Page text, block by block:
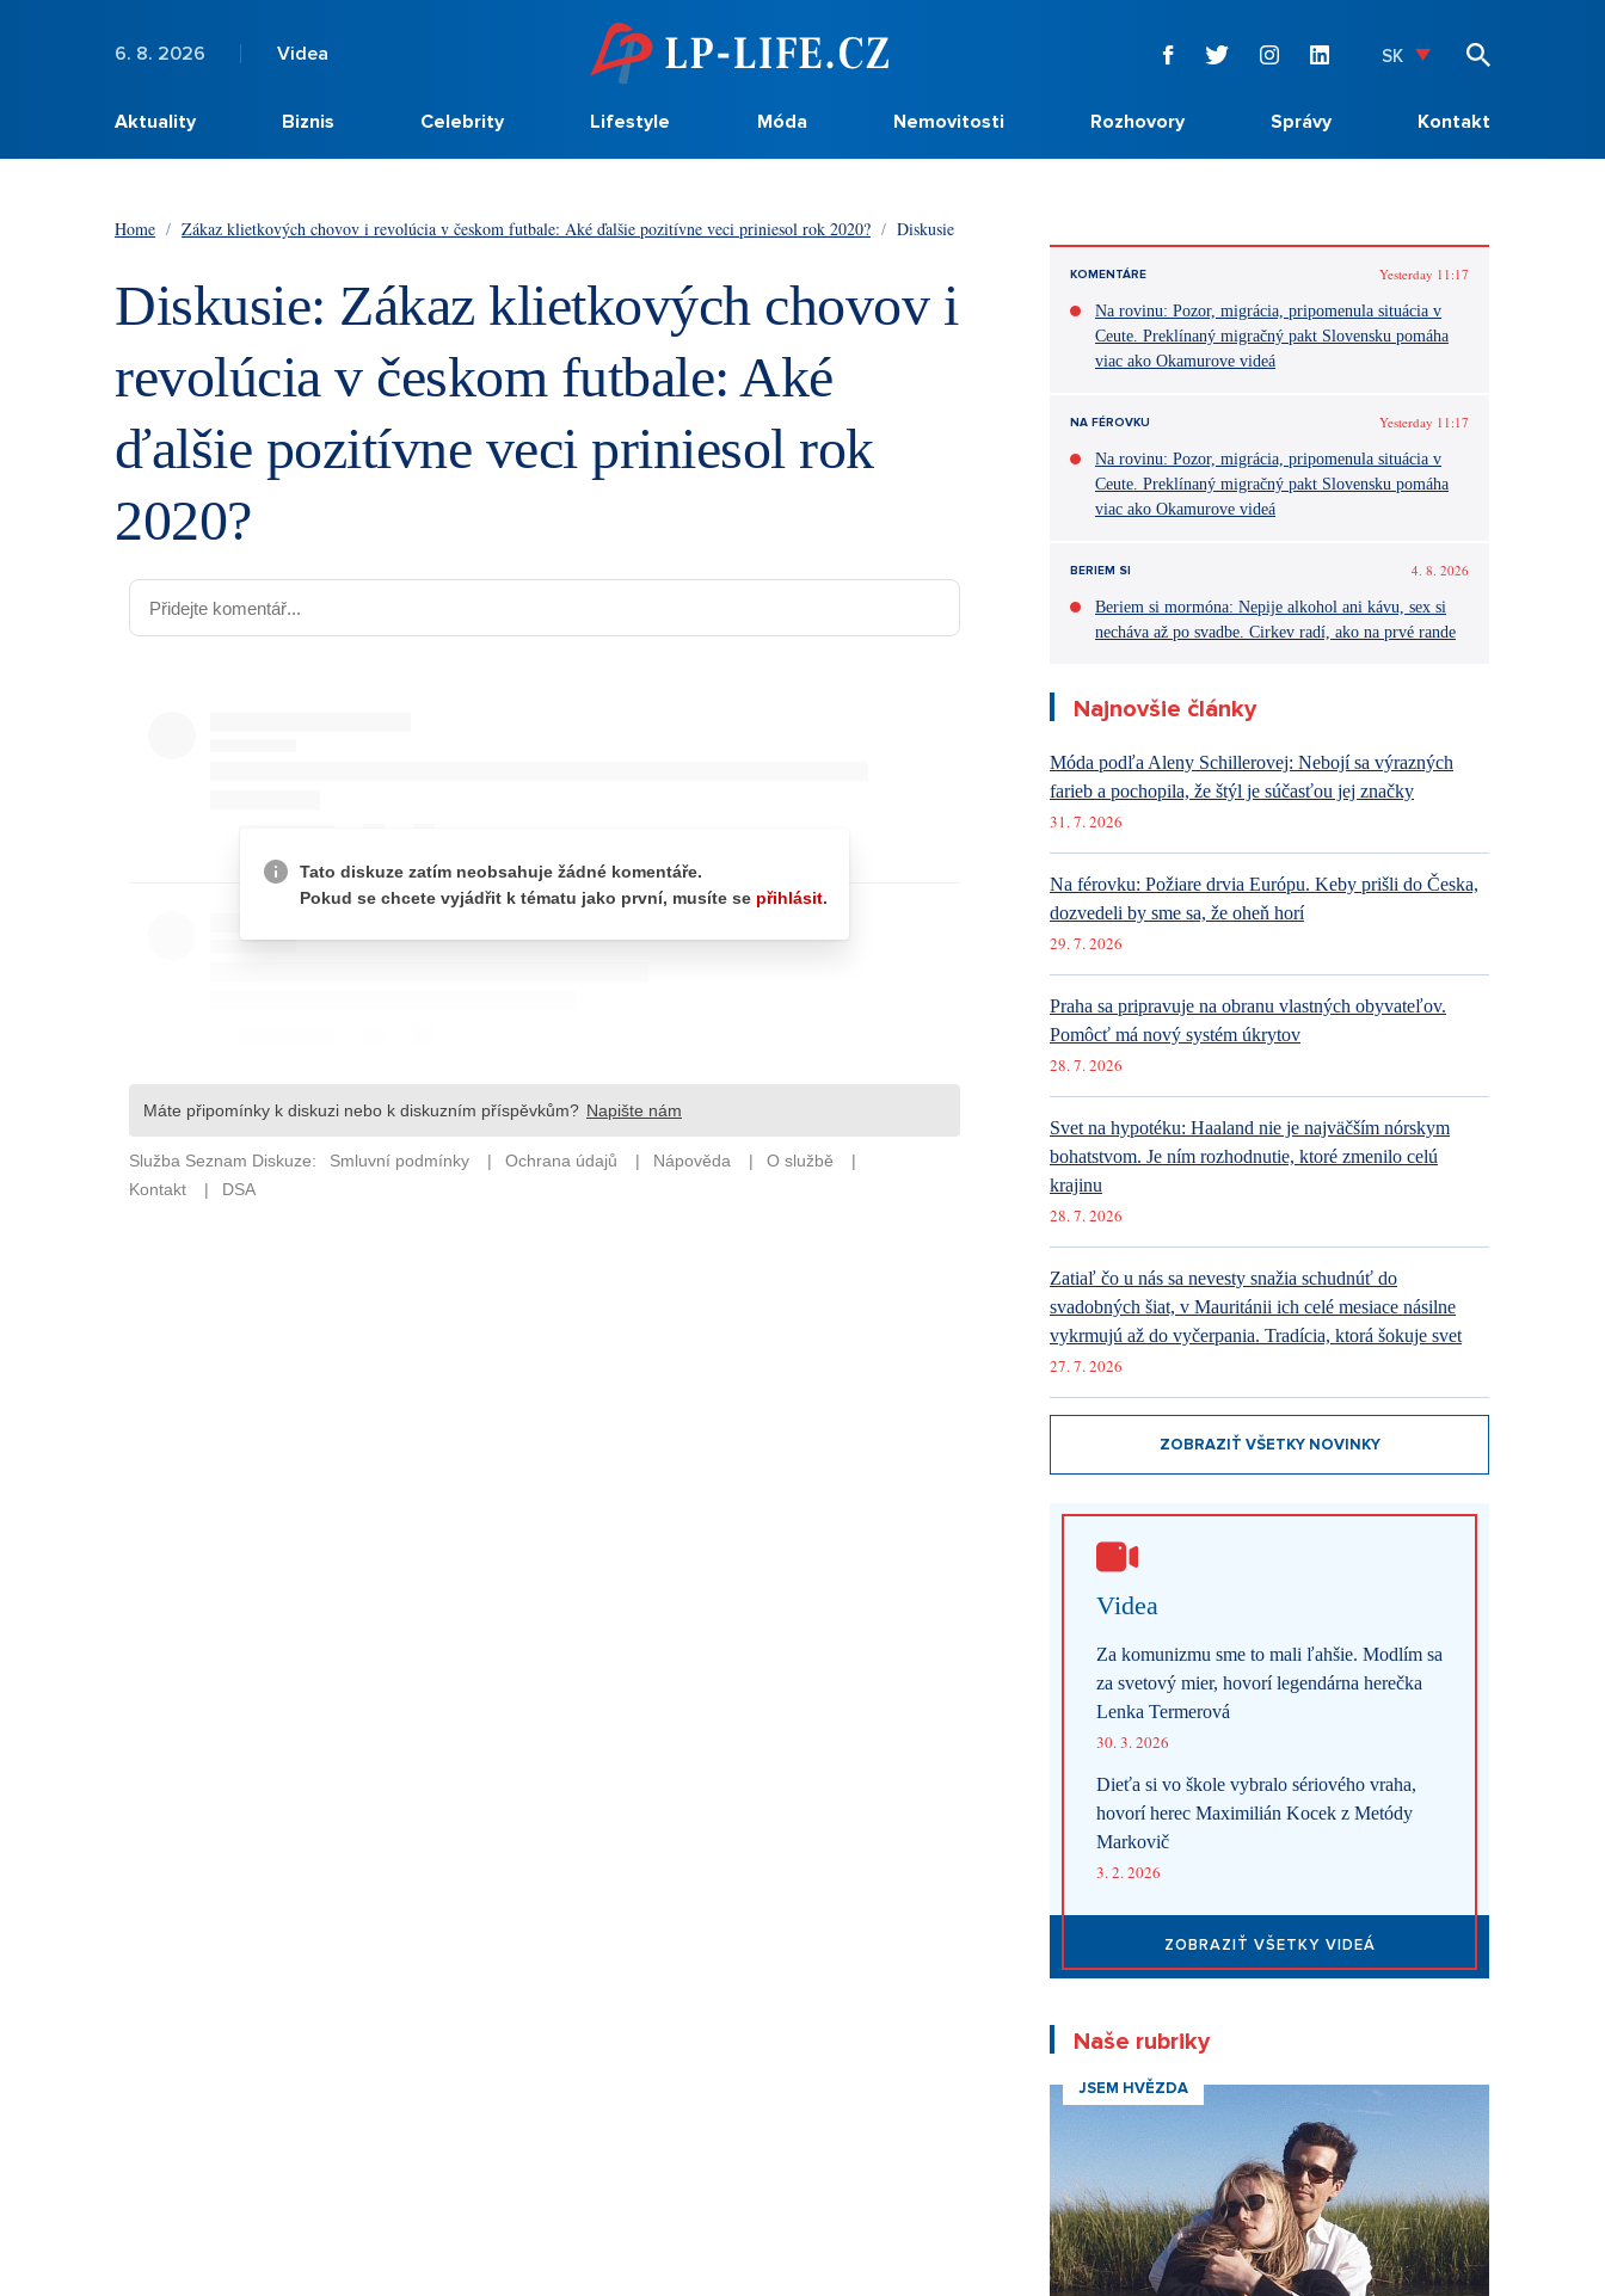
6. 8. 2026 Videa SK
Aktuality Biznis Celebrity Lifestyle Móda Nemovitosti Rozhovory Správy Kontakt
Home / Zákaz klietkových chovov i revolúcia v českom futbale: Aké ďalšie pozitívne veci priniesol rok 2020? / Diskusie
Diskusie: Zákaz klietkových chovov i
revolúcia v českom futbale: Aké
ďalšie pozitívne veci priniesol rok
2020?
KOMENTÁRE Yesterday 11:17
Na rovinu: Pozor, migrácia, pripomenula situácia v
Ceute. Preklínaný migračný pakt Slovensku pomáha
viac ako Okamurove videá
NA FÉROVKU Yesterday 11:17
Na rovinu: Pozor, migrácia, pripomenula situácia v
Ceute. Preklínaný migračný pakt Slovensku pomáha
viac ako Okamurove videá
BERIEM SI 4. 8. 2026
Beriem si mormóna: Nepije alkohol ani kávu, sex si
necháva až po svadbe. Cirkev radí, ako na prvé rande
Najnovšie články
Móda podľa Aleny Schillerovej: Nebojí sa výrazných
farieb a pochopila, že štýl je súčasťou jej značky
31. 7. 2026
Na férovku: Požiare drvia Európu. Keby prišli do Česka,
dozvedeli by sme sa, že oheň horí
29. 7. 2026
Praha sa pripravuje na obranu vlastných obyvateľov.
Pomôcť má nový systém úkrytov
28. 7. 2026
Svet na hypotéku: Haaland nie je najväčším nórskym
bohatstvom. Je ním rozhodnutie, ktoré zmenilo celú
krajinu
28. 7. 2026
Zatiaľ čo u nás sa nevesty snažia schudnúť do
svadobných šiat, v Mauritánii ich celé mesiace násilne
vykrmujú až do vyčerpania. Tradícia, ktorá šokuje svet
27. 7. 2026
ZOBRAZIŤ VŠETKY NOVINKY
Videa
Za komunizmu sme to mali ľahšie. Modlím sa
za svetový mier, hovorí legendárna herečka
Lenka Termerová
30. 3. 2026
Dieťa si vo škole vybralo sériového vraha,
hovorí herec Maximilián Kocek z Metódy
Markovič
3. 2. 2026
ZOBRAZIŤ VŠETKY VIDEÁ
Naše rubriky
JSEM HVĚZDA